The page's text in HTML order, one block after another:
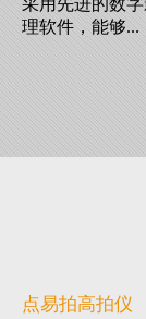
采用先进的数
理软件，能够...
点易拍高拍仪